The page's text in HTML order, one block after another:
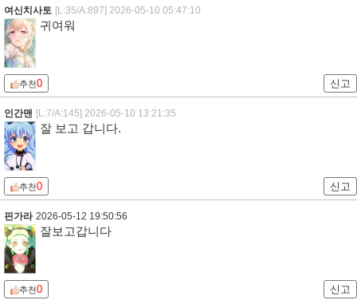
여신치사토 [L:35/A:897] 2026-05-10 05:47:10
귀여워
추천0 신고
인간맨 [L:7/A:145] 2026-05-10 13:21:35
잘 보고 갑니다.
추천0 신고
핀가라 2026-05-12 19:50:56
잘보고갑니다
추천0 신고